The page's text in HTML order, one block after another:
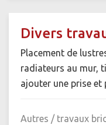
Divers
Placement de
radiateurs au mur,
ajouter une prise et
Autres / travaux